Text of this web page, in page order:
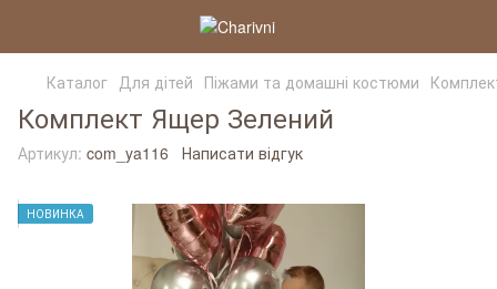
Каталог Для дітей Піжами та домашні костюми
Комплект Ящер Зелений
Артикул: com_ya116 Написати відгук
НОВИНКА